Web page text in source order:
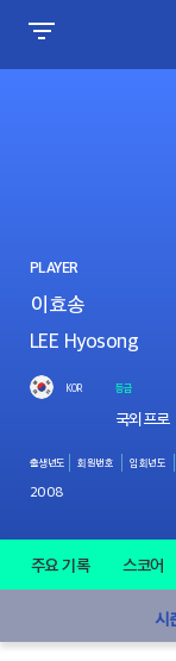
PLAYER
LEE Hyosong
KOR 등급
국외프로
출생년도
2008
회원번호 입회년도
주요 기록 스코어
시